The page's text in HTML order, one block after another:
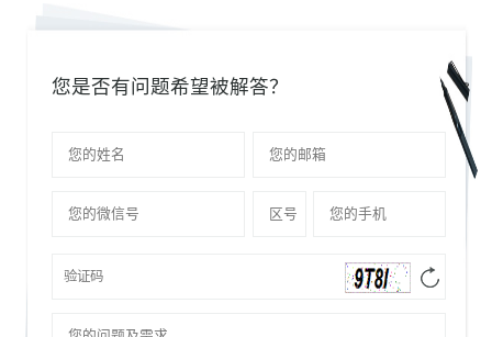
您是否有问题希望被解答？